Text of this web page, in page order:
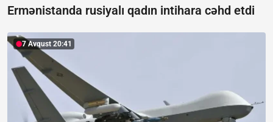
Ermənistanda rusiyalı qadın intihara cəhd etdi
7 Avqust 20:41